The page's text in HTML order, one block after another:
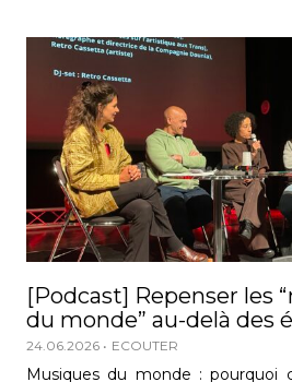
[Podcast] Repenser les
du monde” au-delà des
24.06.2026 ECOUTER
Musiques du monde : pourquoi